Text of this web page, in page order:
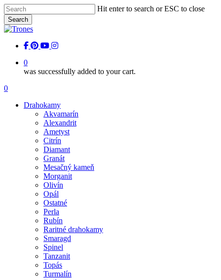
Skip
to
main
content
Hit enter to search or ESC to close
Search
Close
facebook
pinterest
youtubeinstagram
0
was successfully added to your cart.
Menu
0
Drahokamy
Akvamarín
Alexandrit
Ametyst
Citrín
Diamant
Granát
Mesačný kameň
Morganit
Olivín
Opál
Ostatné
Perla
Rubín
Raritné drahokamy
Smaragd
Spinel
Tanzanit
Topás
Turmalín